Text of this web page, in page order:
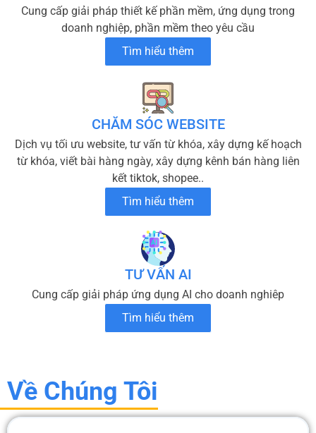
Cung cấp giải pháp thiết kế phần mềm, ứng dụng trong
doanh nghiệp, phần mềm theo yêu cầu
Tìm hiểu thêm
CHĂM SÓC WEBSITE
Dịch vụ tối ưu website, tư vấn từ khóa, xây dựng kế hoạch
từ khóa, viết bài hàng ngày, xây dựng kênh bán hàng liên
kết tiktok, shopee..
Tìm hiểu thêm
TƯ VẤN AI
Cung cấp giải pháp ứng dụng AI cho doanh nghiêp
Tìm hiểu thêm
Về Chúng Tôi